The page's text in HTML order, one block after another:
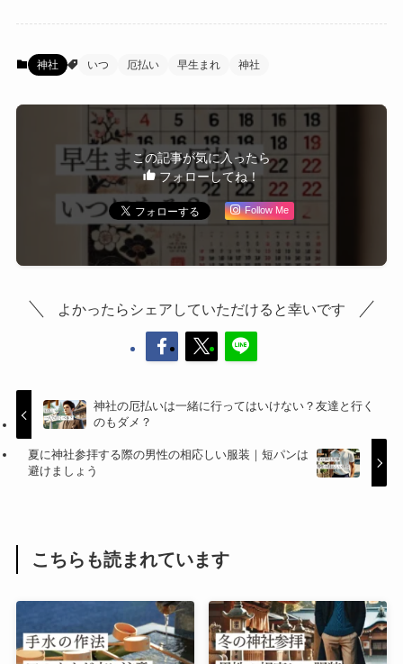
神社 いつ 厄払い 早生まれ 神社
この記事が気に入ったら
フォローしてね！
Follow Me
よかったらシェアしていただけると幸いです
神社の厄払いは一緒に行ってはいけない？友達と行く
のもダメ？
夏に神社参拝する際の男性の相応しい服装｜短パンは
避けましょう
こちらも読まれています